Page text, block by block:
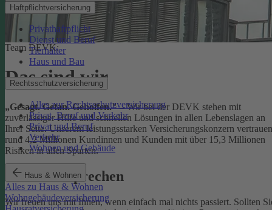
Haftpflichtversicherung
Privathaftpflicht
Dienst und Beruf
Tierhalter
Haus und Bau
Rechtsschutzversicherung
Alles zur Rechtsschutzversicherung
Privat, Beruf und Verkehr
Privat und Beruf
Verkehr
Wohnen und Gebäude
Haus & Wohnen
Alles zu Haus & Wohnen
Wohngebäudeversicherung
Team DEVK:
Das sind wir
„Gesagt. Getan. Geholfen."– Wir bei der DEVK stehen mit
zuverlässiger Hilfe und schnellen Lösungen in allen Lebenslagen an
Ihrer Seite. Unserem leistungsstarken Versicherungskonzern vertrauen
rund 4,2 Millionen Kundinnen und Kunden mit über 15,3 Millionen
Risiken in allen Sparten.
Unser Versprechen
Wir freuen uns mit Ihnen, wenn einfach mal nichts passiert. Sollten